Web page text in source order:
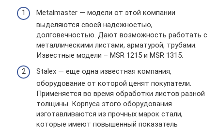
Metalmaster — модели от этой компании
выделяются своей надежностью,
долговечностью. Дают возможность работать с
металлическими листами, арматурой, трубами.
Известные модели – MSR 1215 и MSR 1315.
Stalex — еще одна известная компания,
оборудование от которой ценят покупатели.
Применяется во время обработки листов разной
толщины. Корпуса этого оборудования
изготавливаются из прочных марок стали,
которые имеют повышенный показатель